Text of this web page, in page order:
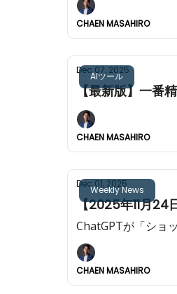
CHAEN MASAHIRO
AIツール
Dec 07, 2025
【最新版】一番
CHAEN MASAHIRO
Weekly News
Dec 01, 2025
【2025年11月24
ChatGPTが「ショ
CHAEN MASAHIRO